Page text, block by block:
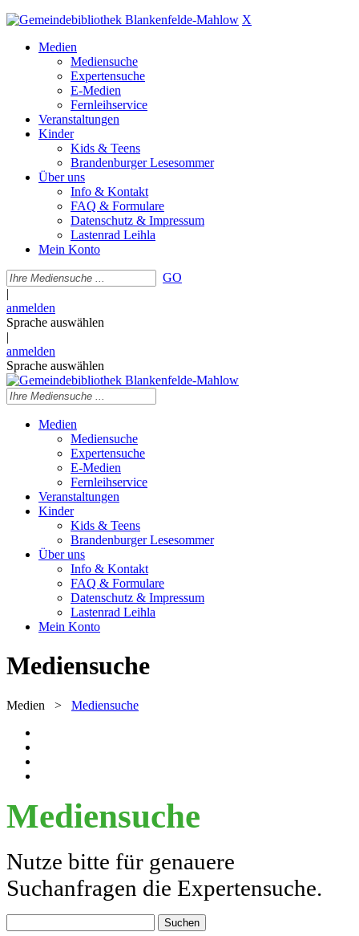
X
Medien
Mediensuche
Expertensuche
E-Medien
Fernleihservice
Veranstaltungen
Kinder
Kids & Teens
Brandenburger Lesesommer
Über uns
Info & Kontakt
FAQ & Formulare
Datenschutz & Impressum
Lastenrad Leihla
Mein Konto
GO
|
anmelden
Sprache auswählen
|
anmelden
Sprache auswählen
Medien
Mediensuche
Expertensuche
E-Medien
Fernleihservice
Veranstaltungen
Kinder
Kids & Teens
Brandenburger Lesesommer
Über uns
Info & Kontakt
FAQ & Formulare
Datenschutz & Impressum
Lastenrad Leihla
Mein Konto
Mediensuche
Medien > Mediensuche
Mediensuche
Nutze bitte für genauere
Suchanfragen die Expertensuche.